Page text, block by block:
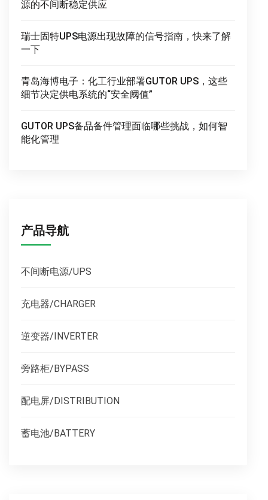
源的不间断稳定供应
瑞士固特UPS电源出现故障的信号指南，快来了解
一下
青岛海博电子：化工行业部署GUTOR UPS，这些
细节决定供电系统的“安全阈值”
GUTOR UPS备品备件管理面临哪些挑战，如何智
能化管理
产品导航
不间断电源/UPS
充电器/CHARGER
逆变器/INVERTER
旁路柜/BYPASS
配电屏/DISTRIBUTION
蓄电池/BATTERY